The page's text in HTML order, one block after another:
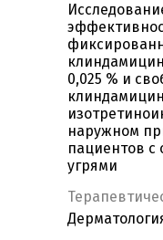
0,025 % и
наружном
пациентов
угрями